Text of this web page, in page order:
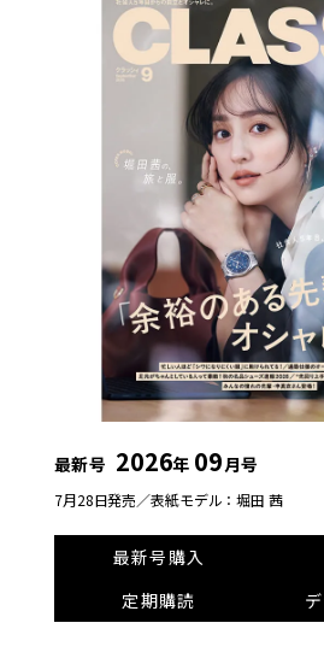
最新号 2026年 09月号
7月28日発売／表紙モデル：堀田 茜
最新号購入
定期購読